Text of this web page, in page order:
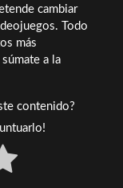
cambiar
Todo
más
a la
contenido?